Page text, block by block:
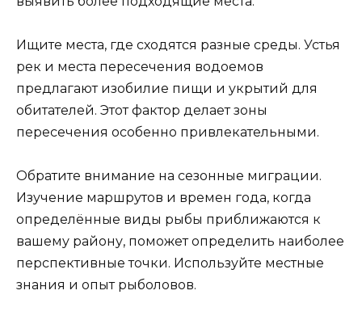
Ищите места, где сходятся разные среды. Устья
рек и места пересечения водоемов
предлагают изобилие пищи и укрытий для
обитателей. Этот фактор делает зоны
пересечения особенно привлекательными.
Обратите внимание на сезонные миграции.
Изучение маршрутов и времен года, когда
определённые виды рыбы приближаются к
вашему району, поможет определить наиболее
перспективные точки. Используйте местные
знания и опыт рыболовов.